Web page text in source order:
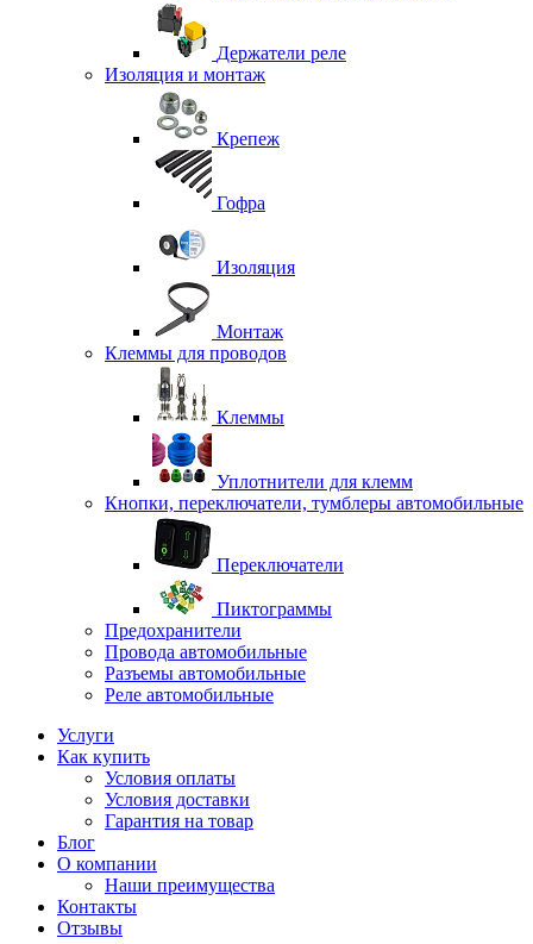
Держатели реле
Изоляция и монтаж
Крепеж
Гофра
Изоляция
Монтаж
Клеммы для проводов
Клеммы
Уплотнители для клемм
Кнопки, переключатели, тумблеры автомобильные
Переключатели
Пиктограммы
Предохранители
Провода автомобильные
Разъемы автомобильные
Реле автомобильные
Услуги
Как купить
Условия оплаты
Условия доставки
Гарантия на товар
Блог
О компании
Наши преимущества
Контакты
Отзывы